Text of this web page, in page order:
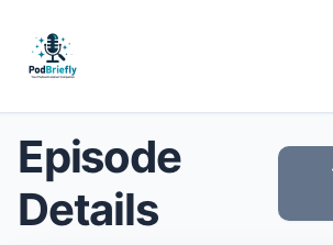
Episode
Details